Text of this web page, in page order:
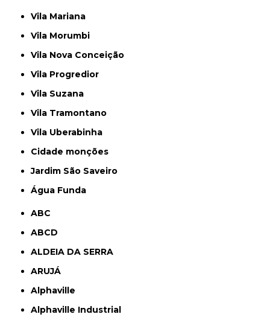
Vila Mariana
Vila Morumbi
Vila Nova Conceição
Vila Progredior
Vila Suzana
Vila Tramontano
Vila Uberabinha
cidade monções
jardim São Saveiro
Água Funda
ABC
ABCD
ALDEIA DA SERRA
ARUJÁ
Alphaville
Alphaville Industrial